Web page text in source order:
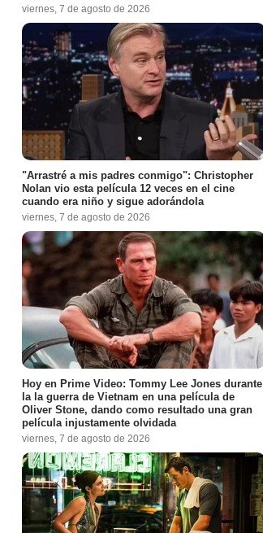
viernes, 7 de agosto de 2026
"Arrastré a mis padres conmigo": Christopher
Nolan vio esta película 12 veces en el cine
cuando era niño y sigue adorándola
viernes, 7 de agosto de 2026
Hoy en Prime Video: Tommy Lee Jones durante
la la guerra de Vietnam en una película de
Oliver Stone, dando como resultado una gran
película injustamente olvidada
viernes, 7 de agosto de 2026